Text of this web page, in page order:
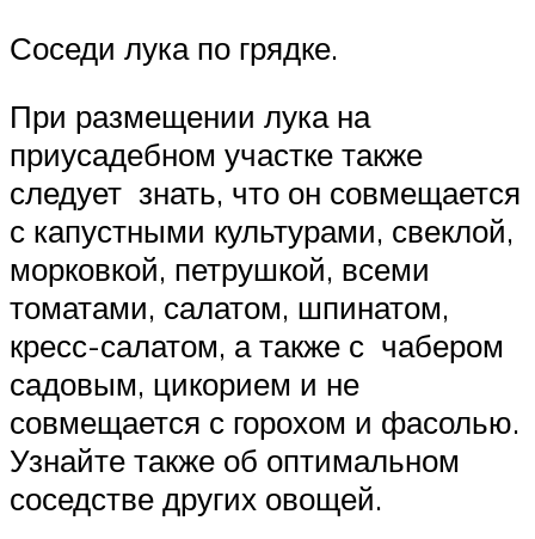
Соседи лука по грядке.
При размещении лука на
приусадебном участке также
следует знать, что он совмещается
с капустными культурами, свеклой,
морковкой, петрушкой, всеми
томатами, салатом, шпинатом,
кресс-салатом, а также с чабером
садовым, цикорием и не
совмещается с горохом и фасолью.
Узнайте также об оптимальном
соседстве других овощей.